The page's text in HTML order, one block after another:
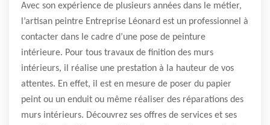
Avec son expérience de plusieurs années dans le métier,
l’artisan peintre Entreprise Léonard est un professionnel à
contacter dans le cadre d’une pose de peinture
intérieure. Pour tous travaux de finition des murs
intérieurs, il réalise une prestation à la hauteur de vos
attentes. En effet, il est en mesure de poser du papier
peint ou un enduit ou même réaliser des réparations des
murs intérieurs. Découvrez ses offres de services et ses